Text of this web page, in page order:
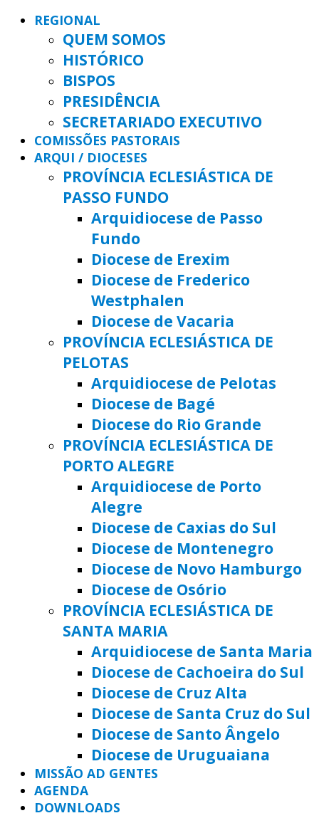
REGIONAL
QUEM SOMOS
HISTÓRICO
BISPOS
PRESIDÊNCIA
SECRETARIADO EXECUTIVO
COMISSÕES PASTORAIS
ARQUI / DIOCESES
PROVÍNCIA ECLESIÁSTICA DE
PASSO FUNDO
Arquidiocese de Passo
Fundo
Diocese de Erexim
Diocese de Frederico
Westphalen
Diocese de Vacaria
PROVÍNCIA ECLESIÁSTICA DE
PELOTAS
Arquidiocese de Pelotas
Diocese de Bagé
Diocese do Rio Grande
PROVÍNCIA ECLESIÁSTICA DE
PORTO ALEGRE
Arquidiocese de Porto
Alegre
Diocese de Caxias do Sul
Diocese de Montenegro
Diocese de Novo Hamburgo
Diocese de Osório
PROVÍNCIA ECLESIÁSTICA DE
SANTA MARIA
Arquidiocese de Santa Maria
Diocese de Cachoeira do Sul
Diocese de Cruz Alta
Diocese de Santa Cruz do Sul
Diocese de Santo Ângelo
Diocese de Uruguaiana
MISSÃO AD GENTES
AGENDA
DOWNLOADS